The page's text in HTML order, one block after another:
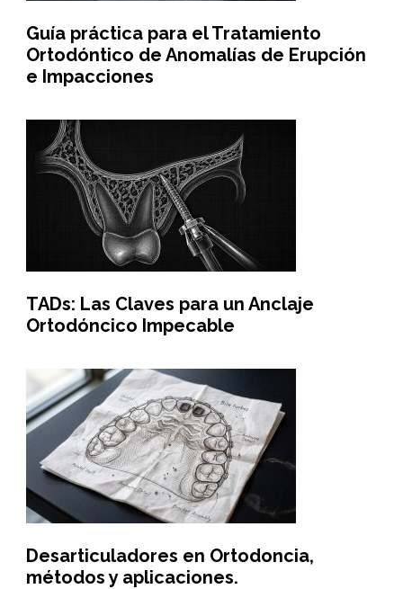
Guía práctica para el Tratamiento
Ortodóntico de Anomalías de Erupción
e Impacciones
TADs: Las Claves para un Anclaje
Ortodóncico Impecable
Desarticuladores en Ortodoncia,
métodos y aplicaciones.